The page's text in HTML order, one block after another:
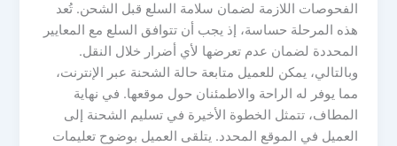
الفحوصات اللازمة لضمان سلامة السلع قبل الشحن. تُعد
هذه المرحلة حساسة، إذ يجب أن تتوافق السلع مع المعايير
المحددة لضمان عدم تعرضها لأي أضرار خلال النقل.
وبالتالي، يمكن للعميل متابعة حالة الشحنة عبر الإنترنت،
مما يوفر له الراحة والاطمئنان حول موقعها. في نهاية
المطاف، تتمثل الخطوة الأخيرة في تسليم الشحنة إلى
العميل في الموقع المحدد. يتلقى العميل بوضوح تعليمات